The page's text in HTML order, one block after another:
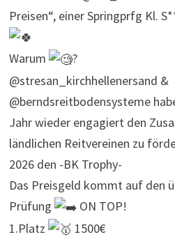
Preisen“, einer Springprfg Kl.
Warum
?
@stresan_kirchhellenersand &
@berndsreitbodensysteme
Jahr wieder engagiert den
ländlichen Reitvereinen zu
2026 den -BK Trophy-
Das Preisgeld kommt auf den
Prüfung
ON TOP!
1.Platz
1500€